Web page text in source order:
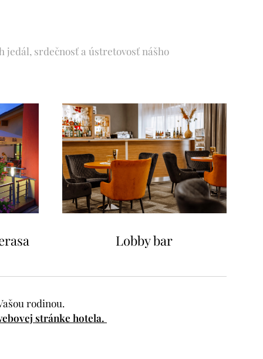
srdečnosť a ústretovosť nášho
Lobby bar
rodinou.
stránke hotela.